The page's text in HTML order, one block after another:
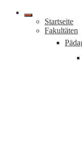
Startseite
Fakultäten